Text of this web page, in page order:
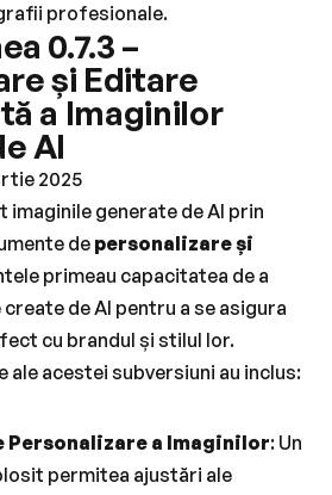
profesionale.
0.7.3 –
și Editare
a Imaginilor
AI
2025
imaginile generate de AI prin
de personalizare și
primeau capacitatea de a
de AI pentru a se asigura
cu brandul și stilul lor.
ale acestei subversiuni au inclus:
Personalizare a Imaginilor: Un
permitea ajustări ale